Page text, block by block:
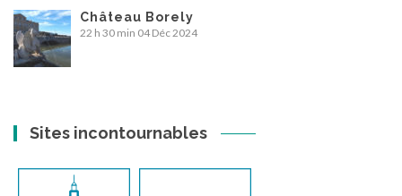
Château Borely
22 h 30 min 04 Déc 2024
Sites incontournables